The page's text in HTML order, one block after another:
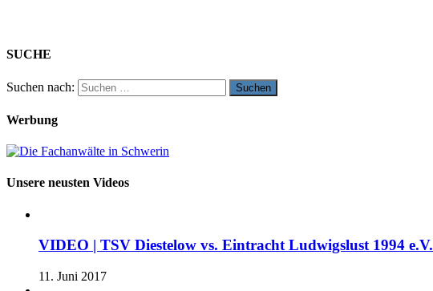
SUCHE
Suchen nach:
Werbung
Unsere neusten Videos
VIDEO | TSV Diestelow vs. Eintracht Ludwigslust 1994 e.V.
11. Juni 2017